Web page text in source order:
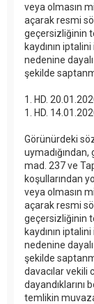
veya olmasın
açarak resmi
geçersizliğinin
kaydının
nedenine
şekilde
1. HD.
1. HD.
Görünürdeki
mad. 237 ve
koşullarından
veya olmasın
açarak resmi
geçersizliğinin
kaydının
nedenine
şekilde
davacılar vekili
temlikin